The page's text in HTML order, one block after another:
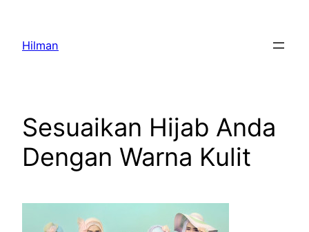
content
Hilman
Sesuaikan Hijab Anda
Dengan Warna Kulit